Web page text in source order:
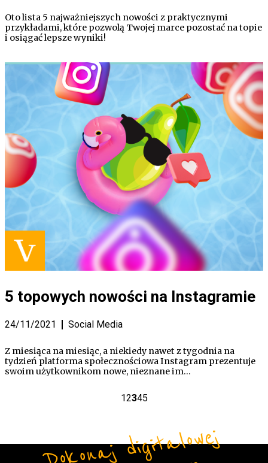
Oto lista 5 najważniejszych nowości z praktycznymi
przykładami, które pozwolą Twojej marce pozostać na topie
i osiągać lepsze wyniki!
5 topowych nowości na Instagramie
24/11/2021 Social Media
Z miesiąca na miesiąc, a niekiedy nawet z tygodnia na
tydzień platforma społecznościowa Instagram prezentuje
swoim użytkownikom nowe, nieznane im…
12345
Do
ko
n
aj
di
gi
t
alo
w
ej
t
r
a
ns
fo
r
m
a